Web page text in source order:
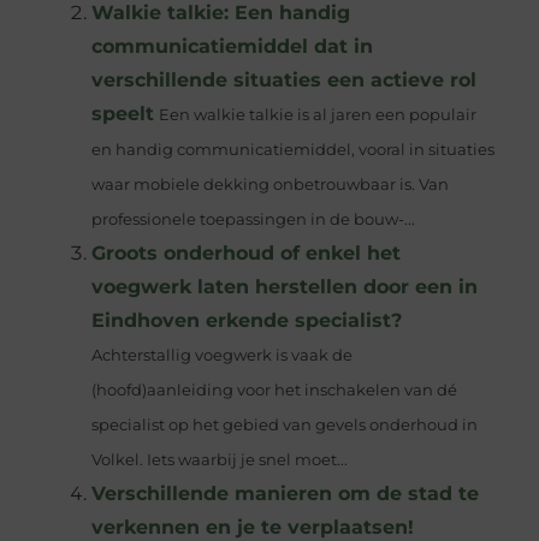
Walkie talkie: Een handig
communicatiemiddel dat in
verschillende situaties een actieve rol
speelt Een walkie talkie is al jaren een populair
en handig communicatiemiddel, vooral in situaties
waar mobiele dekking onbetrouwbaar is. Van
professionele toepassingen in de bouw-...
Groots onderhoud of enkel het
voegwerk laten herstellen door een in
Eindhoven erkende specialist?
Achterstallig voegwerk is vaak de
(hoofd)aanleiding voor het inschakelen van dé
specialist op het gebied van gevels onderhoud in
Volkel. Iets waarbij je snel moet...
Verschillende manieren om de stad te
verkennen en je te verplaatsen!